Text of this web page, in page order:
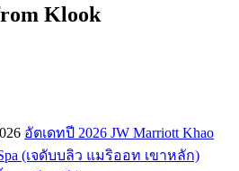
Klook
อัตเดทปี 2026 JW Marriott Khao
(เจดับบลิว แมริออท เขาหลัก)